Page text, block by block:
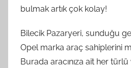
bulmak artık çok kolay!
Bilecik Pazaryeri, sunduğu
Opel marka araç sahiplerini
Burada aracınıza ait her